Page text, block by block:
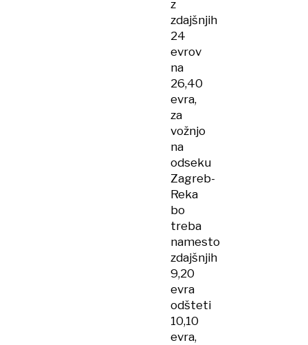
z
zdajšnjih
24
evrov
na
26,40
evra,
za
vožnjo
na
odseku
Zagreb-
Reka
bo
treba
namesto
zdajšnjih
9,20
evra
odšteti
10,10
evra,